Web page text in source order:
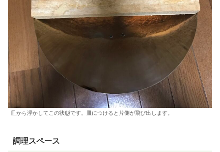
皿から浮かしてこの状態です。皿につけると片側が飛び出します。
調理スペース